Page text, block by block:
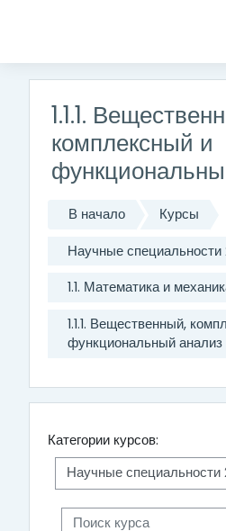
1.1.1.
комплексный и
В начало Курсы
Научные специальности
1.1. Математика и
1.1.1. Вещественный,
функциональный анализ
Категории курсов:
Поиск курса